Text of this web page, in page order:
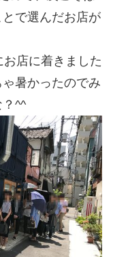
で選んだお店が
店に着きました
暑かったのでみ
^^